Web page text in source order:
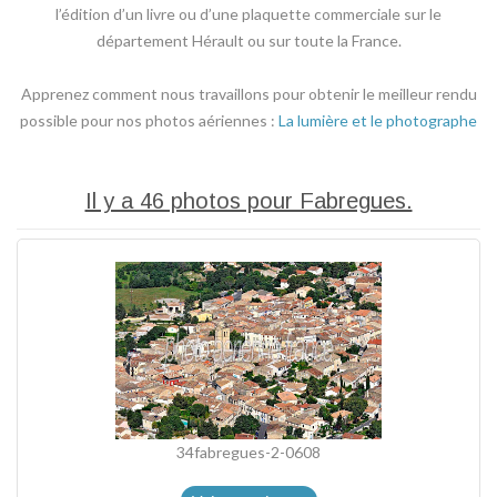
l’édition d’un livre ou d’une plaquette commerciale sur le
département Hérault ou sur toute la France.
Apprenez comment nous travaillons pour obtenir le meilleur rendu
possible pour nos photos aériennes : La lumière et le photographe
Il y a 46 photos pour Fabregues.
34fabregues-2-0608